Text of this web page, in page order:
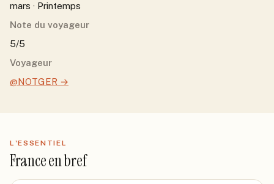
mars · Printemps
Note du voyageur
5/5
Voyageur
@NOTGER →
L'ESSENTIEL
Franceen bref